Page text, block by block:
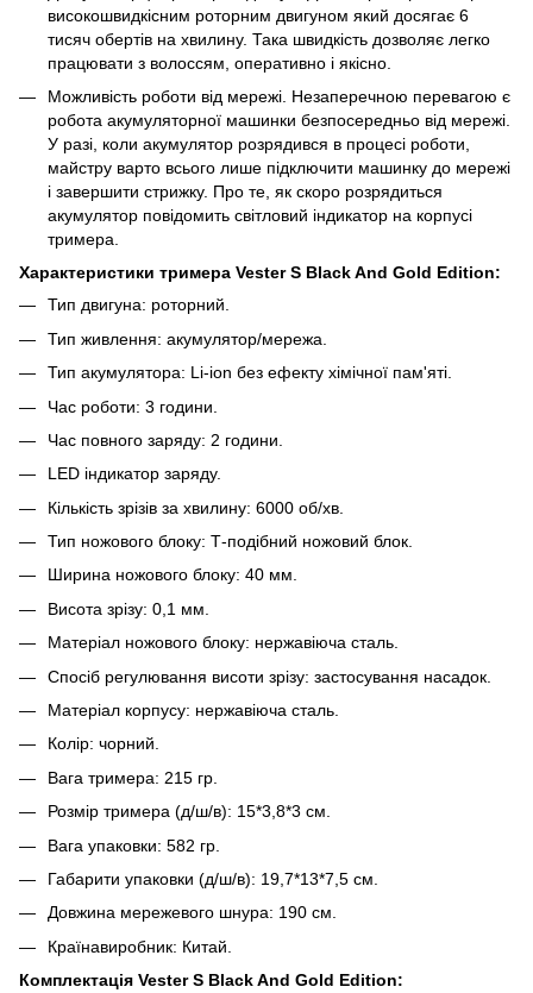
високошвидкісним роторним двигуном який досягає 6
тисяч обертів на хвилину. Така швидкість дозволяє легко
працювати з волоссям, оперативно і якісно.
Можливість роботи від мережі. Незаперечною перевагою є
робота акумуляторної машинки безпосередньо від мережі.
У разі, коли акумулятор розрядився в процесі роботи,
майстру варто всього лише підключити машинку до мережі
і завершити стрижку. Про те, як скоро розрядиться
акумулятор повідомить світловий індикатор на корпусі
тримера.
Характеристики тримера Vester S Black And Gold Edition:
Тип двигуна: роторний.
Тип живлення: акумулятор/мережа.
Тип акумулятора: Li-ion без ефекту хімічної пам'яті.
Час роботи: 3 години.
Час повного заряду: 2 години.
LED індикатор заряду.
Кількість зрізів за хвилину: 6000 об/хв.
Тип ножового блоку: Т-подібний ножовий блок.
Ширина ножового блоку: 40 мм.
Висота зрізу: 0,1 мм.
Матеріал ножового блоку: нержавіюча сталь.
Спосіб регулювання висоти зрізу: застосування насадок.
Матеріал корпусу: нержавіюча сталь.
Колір: чорний.
Вага тримера: 215 гр.
Розмір тримера (д/ш/в): 15*3,8*3 см.
Вага упаковки: 582 гр.
Габарити упаковки (д/ш/в): 19,7*13*7,5 см.
Довжина мережевого шнура: 190 см.
Країнавиробник: Китай.
Комплектація Vester S Black And Gold Edition: